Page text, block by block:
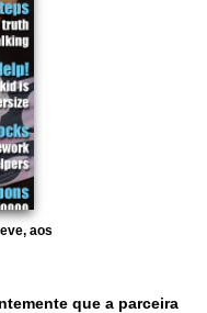
aos
que a parceira